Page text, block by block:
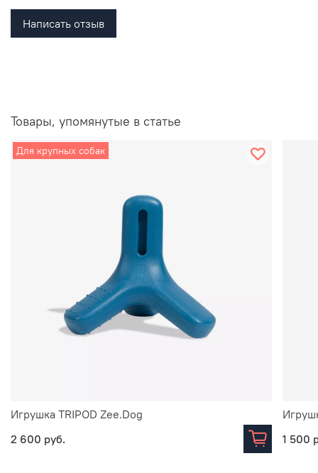
Написать отзыв
Товары, упомянутые в статье
Для крупных собак
Игрушка TRIPOD Zee.Dog
2 600 руб.
1 500